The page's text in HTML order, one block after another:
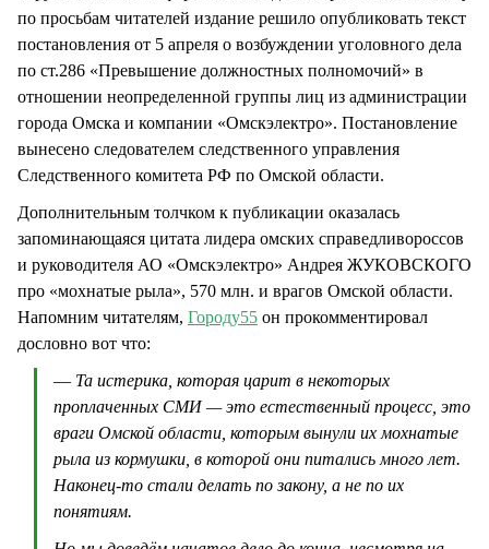
по просьбам читателей издание решило опубликовать текст
постановления от 5 апреля о возбуждении уголовного дела
по ст.286 «Превышение должностных полномочий» в
отношении неопределенной группы лиц из администрации
города Омска и компании «Омскэлектро». Постановление
вынесено следователем следственного управления
Следственного комитета РФ по Омской области.
Дополнительным толчком к публикации оказалась
запоминающаяся цитата лидера омских справедливороссов
и руководителя АО «Омскэлектро» Андрея ЖУКОВСКОГО
про «мохнатые рыла», 570 млн. и врагов Омской области.
Напомним читателям, Городу55 он прокомментировал
дословно вот что:
— Та истерика, которая царит в некоторых
проплаченных СМИ — это естественный процесс, это
враги Омской области, которым вынули их мохнатые
рыла из кормушки, в которой они питались много лет.
Наконец-то стали делать по закону, а не по их
понятиям.